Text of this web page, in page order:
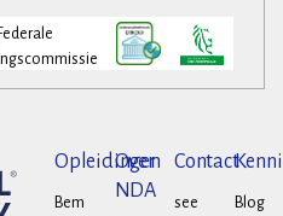
Opleidingen
Bem
Over
NDA
Contact
see
Blog